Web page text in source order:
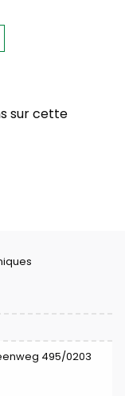
sur cette
495/0203